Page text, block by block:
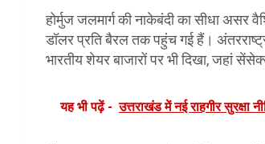
होर्मुज जलमार्ग की नाकेबंदी का सीधा
डॉलर प्रति बैरल तक पहुंच गई हैं।
भारतीय शेयर बाजारों पर भी दिखा,
यह भी पढ़ें - उत्तराखंड में नई राहगीर सुरक्षा